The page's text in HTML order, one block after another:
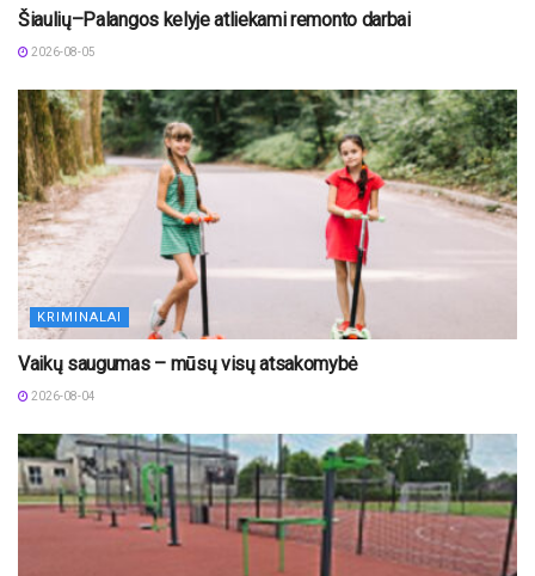
Šiaulių–Palangos kelyje atliekami remonto darbai
2026-08-05
KRIMINALAI
Vaikų saugumas – mūsų visų atsakomybė
2026-08-04